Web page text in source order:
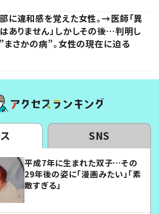
に違和感を覚えた女性。→医師「異
ありません」しかしその後…判明し
まさかの病”。女性の現在に迫る
SNS
平成7年に生まれた双子…その
29年後の姿に「漫画みたい」「素
敵すぎる」